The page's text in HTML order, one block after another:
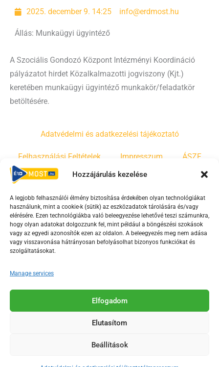
Hozzájárulás kezelése
A legjobb felhasználói élmény biztosítása érdekében olyan technológiákat
használunk, mint a cookie-k (sütik) az eszközadatok tárolására és/vagy
elérésére. Ezen technológiákba való beleegyezése lehetővé teszi számunkra,
hogy olyan adatokat dolgozzunk fel, mint például a böngészési szokások
vagy az egyedi azonosítók ezen az oldalon. A beleegyezés meg nem adása
vagy visszavonása hátrányosan befolyásolhat bizonyos funkciókat és
szolgáltatásokat.
Manage services
Elfogadom
Elutasítom
Beállítások
2025. december 9. 14:25 info@erdmost.hu
Állás: Munkaügyi ügyintéző
A Szociális Gondozó Központ Intézményi Koordináció
pályázatot hirdet Közalkalmazotti jogviszony (Kjt.)
keretében munkaügyi ügyintéző munkakör/feladatkör
betöltésére.
Adatvédelmi és adatkezelési tájékoztató
Felhasználási Feltételek Impresszum ÁSZF
Irányelvek Moderálási szabályzat
F
a
c
e
o
o
-
Y
o
u
t
b
e
s
r
T
i
k
Az Érd Média médiaszolgáltatási tevékenységét a
Médiatanács a Magyar Média Mecenatúra program
2018-2026. © Minden jog fenntartva, Érd Megyei Jogú Város